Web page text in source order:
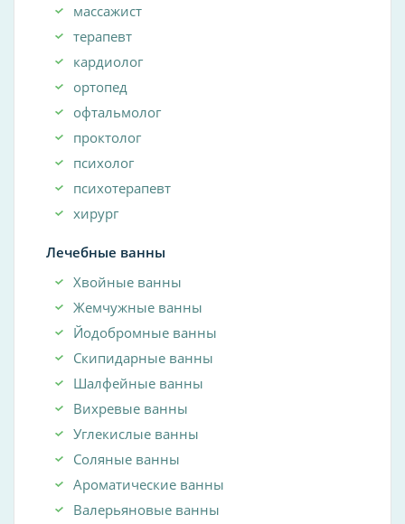
массажист
терапевт
кардиолог
ортопед
офтальмолог
проктолог
психолог
психотерапевт
хирург
Лечебные ванны
Хвойные ванны
Жемчужные ванны
Йодобромные ванны
Скипидарные ванны
Шалфейные ванны
Вихревые ванны
Углекислые ванны
Соляные ванны
Ароматические ванны
Валерьяновые ванны